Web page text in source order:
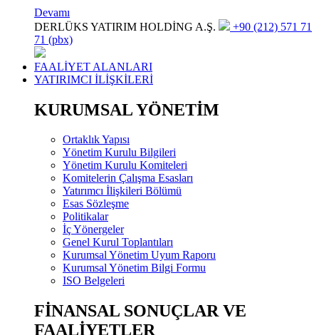
Devamı
DERLÜKS YATIRIM HOLDİNG A.Ş.
+90 (212) 571 71
71 (pbx)
FAALİYET ALANLARI
YATIRIMCI İLİŞKİLERİ
KURUMSAL YÖNETİM
Ortaklık Yapısı
Yönetim Kurulu Bilgileri
Yönetim Kurulu Komiteleri
Komitelerin Çalışma Esasları
Yatırımcı İlişkileri Bölümü
Esas Sözleşme
Politikalar
İç Yönergeler
Genel Kurul Toplantıları
Kurumsal Yönetim Uyum Raporu
Kurumsal Yönetim Bilgi Formu
ISO Belgeleri
FİNANSAL SONUÇLAR VE
FAALİYETLER